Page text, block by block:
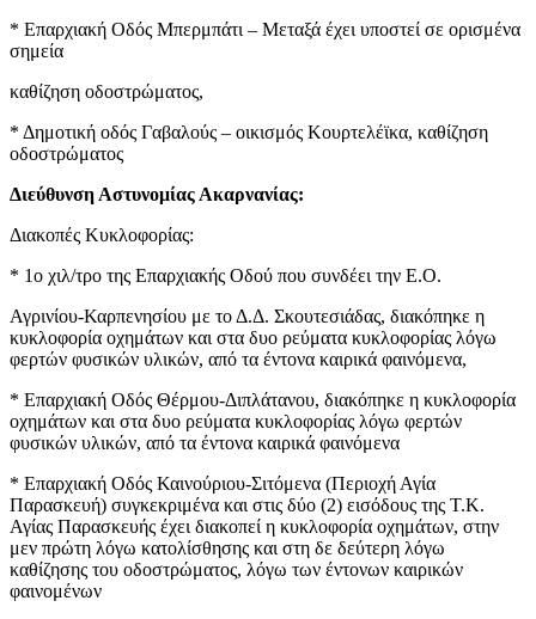
* Επαρχιακή Οδός Μπερμπάτι – Μεταξά έχει υποστεί σε ορισμένα
σημεία
καθίζηση οδοστρώματος,
* Δημοτική οδός Γαβαλούς – οικισμός Κουρτελέϊκα, καθίζηση
οδοστρώματος
Διεύθυνση Αστυνομίας Ακαρνανίας:
Διακοπές Κυκλοφορίας:
* 1ο χιλ/τρο της Επαρχιακής Οδού που συνδέει την Ε.Ο.
Αγρινίου-Καρπενησίου με το Δ.Δ. Σκουτεσιάδας, διακόπηκε η
κυκλοφορία οχημάτων και στα δυο ρεύματα κυκλοφορίας λόγω
φερτών φυσικών υλικών, από τα έντονα καιρικά φαινόμενα,
* Επαρχιακή Οδός Θέρμου-Διπλάτανου, διακόπηκε η κυκλοφορία
οχημάτων και στα δυο ρεύματα κυκλοφορίας λόγω φερτών
φυσικών υλικών, από τα έντονα καιρικά φαινόμενα
* Επαρχιακή Οδός Καινούριου-Σιτόμενα (Περιοχή Αγία
Παρασκευή) συγκεκριμένα και στις δύο (2) εισόδους της Τ.Κ.
Αγίας Παρασκευής έχει διακοπεί η κυκλοφορία οχημάτων, στην
μεν πρώτη λόγω κατολίσθησης και στη δε δεύτερη λόγω
καθίζησης του οδοστρώματος, λόγω των έντονων καιρικών
φαινομένων